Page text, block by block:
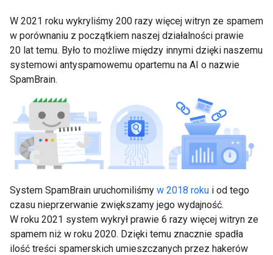
W 2021 roku wykryliśmy 200 razy więcej witryn ze spamem
w porównaniu z początkiem naszej działalności prawie
20 lat temu. Było to możliwe między innymi dzięki naszemu
systemowi antyspamowemu opartemu na AI o nazwie
SpamBrain.
System SpamBrain uruchomiliśmy w 2018 roku i od tego
czasu nieprzerwanie zwiększamy jego wydajność.
W roku 2021 system wykrył prawie 6 razy więcej witryn ze
spamem niż w roku 2020. Dzięki temu znacznie spadła
ilość treści spamerskich umieszczanych przez hakerów